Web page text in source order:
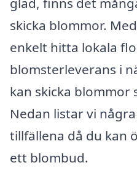
skicka blommor.
enkelt hitta lokala
blomsterleverans i
kan skicka blommor
Nedan listar vi
tillfällena då du kan
ett blombud.